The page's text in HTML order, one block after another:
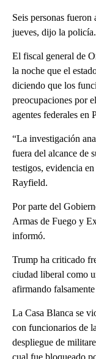
Seis personas fueron
jueves, dijo la policía.
El fiscal general de
la noche que el
diciendo que los
preocupaciones por
agentes federales en
“La investigación
fuera del alcance de
testigos, evidencia
Rayfield.
Por parte del
Armas de Fuego y
informó.
Trump ha criticado
ciudad liberal como
afirmando
La Casa Blanca se
con funcionarios de
despliegue de